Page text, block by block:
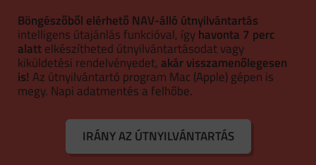
Böngészőből elérhető NAV-álló útnyilvántartás
intelligens útajánlás funkcióval, ígyhavonta 7 perc
alattelkészítheted útnyilvántartásodat vagy
kiküldetési rendelvényedet,akár visszamenőlegesen
is! Az útnyilvántartó program Mac (Apple) gépen is
megy. Napi adatmentés a felhőbe.
IRÁNY AZ ÚTNYILVÁNTARTÁS